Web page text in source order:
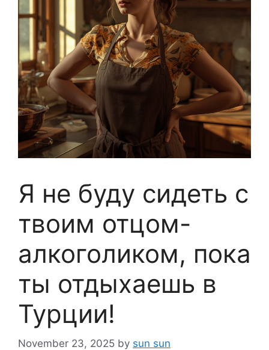
Я не буду сидеть с
твоим отцом-
алкоголиком, пока
ты отдыхаешь в
Турции!
November 23, 2025 by sun sun